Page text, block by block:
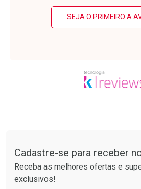
Por R$ 34,39/cada
SEJA O PRIMEIRO A
Cadastre-se para receber
Receba as melhores ofertas e
exclusivos!